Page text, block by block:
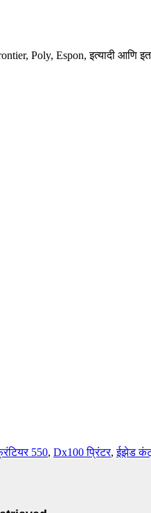
Poly, Espon, इत्यादी आणि
550, Dx100 प्रिंटर,ईझेड